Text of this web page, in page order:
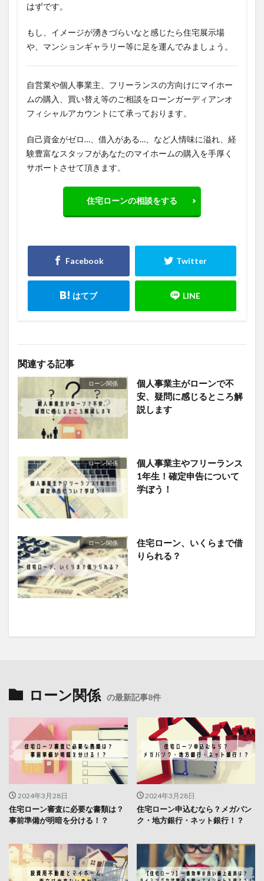
はずです。
もし、イメージが湧きづらいなと感じたら住宅展示場
や、マンションギャラリー等に足を運んでみましょう。
自営業や個人事業主、フリーランスの方向けにマイホー
ムの購入、買い替え等のご相談をローンガーディアンオ
フィシャルアカウントにて承っております。
自己資金がゼロ…、借入がある…、など人情味に溢れ、経
験豊富なスタッフがあなたのマイホームの購入を手厚く
サポートさせて頂きます。
住宅ローンの相談をする
関連する記事
ローン関係
個人事業主がローンで不
安、疑問に感じるところ解
説します
ローン関係
個人事業主やフリーランス
1年生！確定申告について
学ぼう！
ローン関係
住宅ローン、いくらまで借
りられる？
ローン関係 の最新記事8件
2024年3月28日
住宅ローン審査に必要な書類は？
事前準備が明暗を分ける！？
2024年3月28日
住宅ローン申込むなら？メガバン
ク・地方銀行・ネット銀行！？